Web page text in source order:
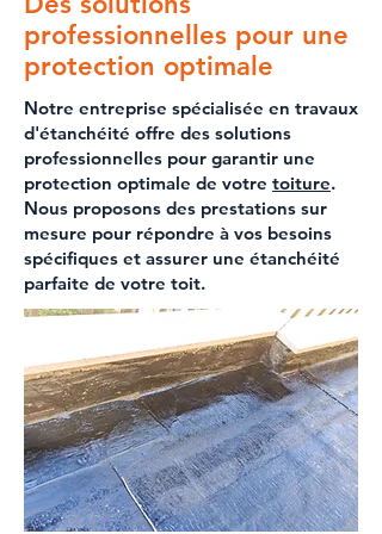
professionnelles pour une
protection optimale
Notre entreprise spécialisée en travaux
d'étanchéité offre des solutions
professionnelles pour garantir une
protection optimale de votre toiture.
Nous proposons des prestations sur
mesure pour répondre à vos besoins
spécifiques et assurer une étanchéité
parfaite de votre toit.